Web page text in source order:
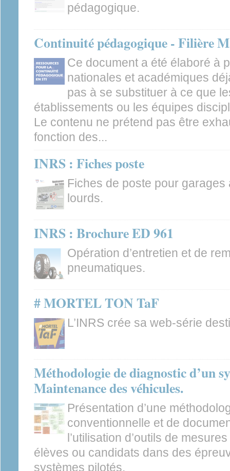
pédagogique.
Continuité pédagogique - Filière
Ce document a été élaboré à
nationales et académiques
pas à se substituer à ce que
établissements ou les équipes
Le contenu ne prétend pas être
fonction des...
INRS : Fiches poste
Fiches de poste pour
lourds.
INRS : Brochure ED 961
Opération d’entretien et de
pneumatiques.
# MORTEL TON TaF
L’INRS crée sa web-série
Méthodologie de diagnostic d’un
Maintenance des véhicules.
Présentation d’une
conventionnelle et de
l’utilisation d’outils de
élèves ou candidats dans des
systèmes pilotés.